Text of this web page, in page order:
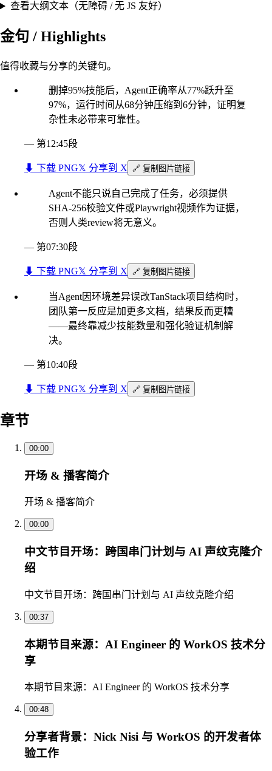
查看大纲文本（无障碍 / 无 JS 友好）
金句 / Highlights
值得收藏与分享的关键句。
删掉95%技能后，Agent正确率从77%跃升至
97%，运行时间从68分钟压缩到6分钟，证明复
杂性未必带来可靠性。
— 第12:45段
⬇︎ 下载 PNG𝕏 分享到 X 🔗 复制图片链接
Agent不能只说自己完成了任务，必须提供
SHA-256校验文件或Playwright视频作为证据，
否则人类review将无意义。
— 第07:30段
⬇︎ 下载 PNG𝕏 分享到 X 🔗 复制图片链接
当Agent因环境差异误改TanStack项目结构时，
团队第一反应是加更多文档，结果反而更糟
——最终靠减少技能数量和强化验证机制解
决。
— 第10:40段
⬇︎ 下载 PNG𝕏 分享到 X 🔗 复制图片链接
章节
00:00
开场 & 播客简介
开场 & 播客简介
00:00
中文节目开场：跨国串门计划与 AI 声纹克隆介
绍
中文节目开场：跨国串门计划与 AI 声纹克隆介绍
00:37
本期节目来源：AI Engineer 的 WorkOS 技术分
享
本期节目来源：AI Engineer 的 WorkOS 技术分享
00:48
分享者背景：Nick Nisi 与 WorkOS 的开发者体
验工作